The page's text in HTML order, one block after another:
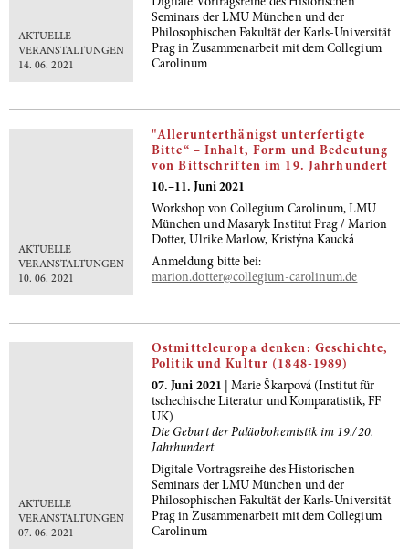
AKTUELLE
VERANSTALTUNGEN
14. 06. 2021
Digitale Vortragsreihe des Historischen
Seminars der LMU München und der
Philosophischen Fakultät der Karls-Universität
Prag in Zusammenarbeit mit dem Collegium
Carolinum
AKTUELLE
VERANSTALTUNGEN
10. 06. 2021
"Allerunterthänigst unterfertigte
Bitte“ – Inhalt, Form und Bedeutung
von Bittschriften im 19. Jahrhundert
10.–11. Juni 2021
Workshop von Collegium Carolinum, LMU
München und Masaryk Institut Prag / Marion
Dotter, Ulrike Marlow, Kristýna Kaucká
Anmeldung bitte bei:
marion.dotter@collegium-carolinum.de
AKTUELLE
VERANSTALTUNGEN
07. 06. 2021
Ostmitteleuropa denken: Geschichte,
Politik und Kultur (1848-1989)
07. Juni 2021 | Marie Škarpová (Institut für
tschechische Literatur und Komparatistik, FF
UK)
Die Geburt der Paläobohemistik im 19./20.
Jahrhundert
Digitale Vortragsreihe des Historischen
Seminars der LMU München und der
Philosophischen Fakultät der Karls-Universität
Prag in Zusammenarbeit mit dem Collegium
Carolinum